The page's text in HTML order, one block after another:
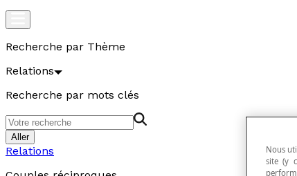
Recherche par Thème
Relations
Recherche par mots clés
Aller
Relations
Nous
site (y